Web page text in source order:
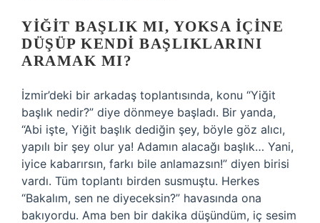
YIĞIT BAŞLIK MI, YOKSA İÇINE
DÜŞÜP KENDI BAŞLIKLARINI
ARAMAK MI?
İzmir’deki bir arkadaş toplantısında, konu “Yiğit
başlık nedir?” diye dönmeye başladı. Bir yanda,
“Abi işte, Yiğit başlık dediğin şey, böyle göz alıcı,
yapılı bir şey olur ya! Adamın alacağı başlık… Yani,
iyice kabarırsın, farkı bile anlamazsın!” diyen birisi
vardı. Tüm toplantı birden susmuştu. Herkes
“Bakalım, sen ne diyeceksin?” havasında ona
bakıyordu. Ama ben bir dakika düşündüm, iç sesim